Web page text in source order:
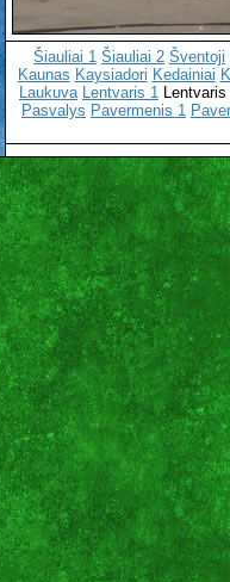
Šiauliai 1 Šiauliai 2 Šventoji
Kaunas Kaysiadori Kedainiai
Laukuva Lentvaris 1
Pasvalys Pavermenis 1